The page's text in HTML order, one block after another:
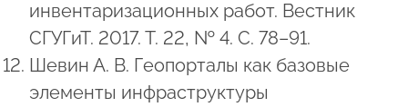
инвентаризационных работ. Вестник
СГУГиТ. 2017. Т. 22, № 4. С. 78–91.
Шевин А. В. Геопорталы как базовые
элементы инфраструктуры